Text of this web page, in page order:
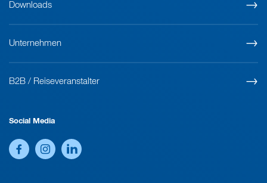
Downloads
Unternehmen
B2B / Reiseveranstalter
Social Media